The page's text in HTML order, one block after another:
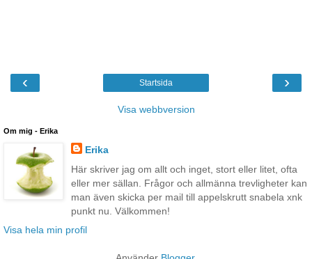
‹ ›
Startsida
Visa webbversion
Om mig - Erika
Erika
Här skriver jag om allt och inget, stort eller litet, ofta
eller mer sällan. Frågor och allmänna trevligheter kan
man även skicka per mail till appelskrutt snabela xnk
punkt nu. Välkommen!
Visa hela min profil